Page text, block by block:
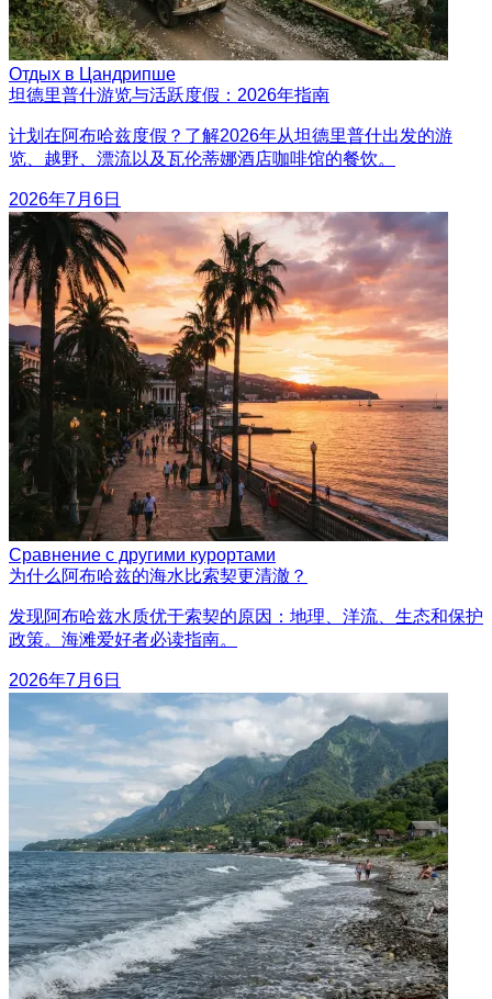
Отдых в Цандрипше
坦德里普什游览与活跃度假：2026年指南
计划在阿布哈兹度假？了解2026年从坦德里普什出发的游
览、越野、漂流以及瓦伦蒂娜酒店咖啡馆的餐饮。
2026年7月6日
Сравнение с другими курортами
为什么阿布哈兹的海水比索契更清澈？
发现阿布哈兹水质优于索契的原因：地理、洋流、生态和保护
政策。海滩爱好者必读指南。
2026年7月6日